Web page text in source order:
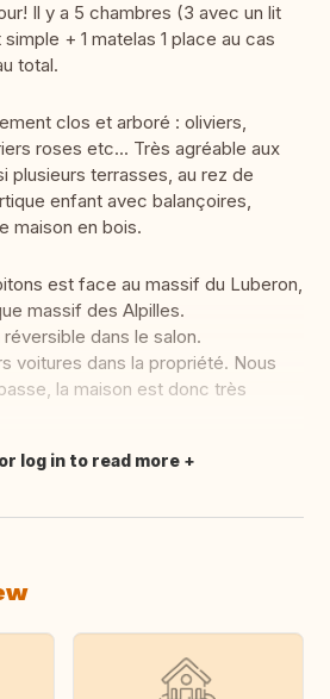
Il y a 5 chambres (3 avec un lit
+ 1 matelas 1 place au cas
total.
clos et arboré : oliviers,
roses etc... Très agréable aux
plusieurs terrasses, au rez de
enfant avec balançoires,
maison en bois.
est face au massif du Luberon,
massif des Alpilles.
dans le salon.
voitures dans la propriété. Nous
la maison est donc très
log in to read more